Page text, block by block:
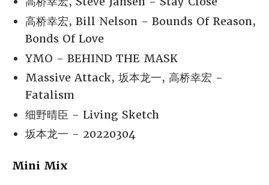
高桥幸宏, Bill Nelson - Bounds Of Reason,
Bonds Of Love
YMO - BEHIND THE MASK
Massive Attack, 坂本龙一, 高桥幸宏 -
Fatalism
细野晴臣 - Living Sketch
坂本龙一 - 20220304
Mini Mix